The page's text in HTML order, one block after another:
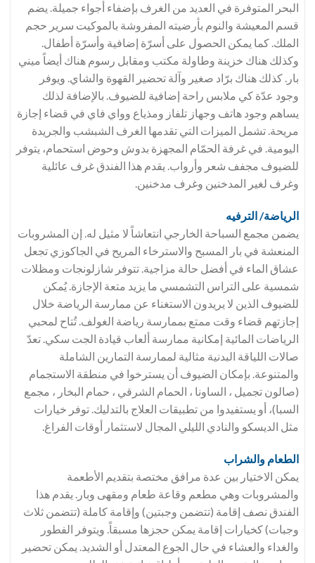
البحر المتوفرة في العديد من الغرف بإضفاء أجواء جميلة. يضم
قسم المعيشة والنوم بأرضيته المفروشة بالموكيت سرير حجم
الملك. كما يمكن الحصول على أسرّة إضافية وأسرّة أطفال.
وكذلك هناك خزينة وطاولة مكتب ومقابل رسوم هناك أيضاً ميني
بار. كذلك هناك برّاد صغير وآلة تحضير القهوة والشاي. ويوفر
وجود عدّة كي ملابس راحة إضافية للضيوف. بالإضافة لذلك
يساهم وجود هاتف وجهاز تلفاز ومذياع وواي فاي في قضاء إجازة
مريحة. تشمل الميزات التي تقدمها الغرف الشبشب والجريدة
اليومية. في غرفة الحمّام المجهزة بدوش وحوض استحمام، يتوفر
للضيوف مجفف شعر وأرواب. يقدم هذا الفندق غرف عائلية
وغرف لغير المدخنين وغرف مدخنين.
الرياضة/ الترفيه
يضمن مجمع السباحة الخارجي انتعاشاً لا مثيل له. إن المشروبات
المنعشة في بار المسبح والاسترخاء المريح في الجاكوزي تجعل
عشاق الماء في أفضل حالة مزاجية. تتوفر شازلونجات ومظلات
شمسية على التراس التشمسي ما يزيد متعة الإجازة. يُمكن
للضيوف الذين لا يريدون الاستغناء عن ممارسة الرياضة خلال
إجازتهم قضاء وقت ممتع بممارسة رياضة الغولف. تُتاح لمحبي
الرياضات المائية إمكانية ممارسة ألعاب قيادة الجت سكي. تعدّ
صالات اللياقة البدنية مثالية لممارسة التمارين الشاملة
والمتنوعة. بإمكان الضيوف أن يسترخوا في منطقة الاستجمام
(صالون تجميل ، الساونا ، الحمام الشرقي ، حمام البخار ، مجمع
السبا)، أو يستفيدوا من تطبيقات العلاج بالتدليك. توفر خيارات
مثل الديسكو والنادي الليلي المجال لاستثمار أوقات الفراغ.
الطعام والشراب
يمكن الاختيار بين عدة مرافق مختصة بتقديم الأطعمة
والمشروبات وهي مطعم وقاعة طعام ومقهى وبار. يقدم هذا
الفندق نصف إقامة (تتضمن وجبتين) وإقامة كاملة (تتضمن ثلاث
وجبات) كخيارات إقامة يمكن حجزها مسبقاً. ويتوفر الفطور
والغداء والعشاء في حال الجوع المعتدل أو الشديد. يمكن تحضير